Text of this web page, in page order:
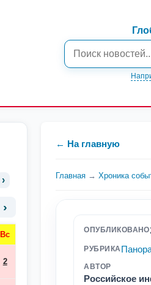
›
›
Вс
2
← На главную
Главная → Хроника
ОПУБЛИКОВАНО
РУБРИКА
АВТОР
Российское